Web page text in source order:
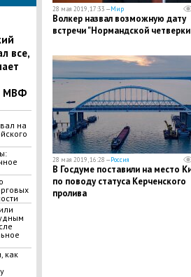
все,
МВФ
на
как
28 мая 2019, 17:33 —Мир
Волкер назвал возможную дату
встречи "Нормандской
28 мая 2019, 16:28 —Россия
В Госдуме поставили на место
по поводу статуса Керченского
пролива